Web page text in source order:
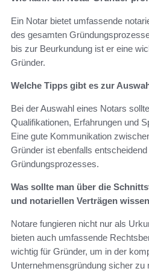
Ein Notar bietet umfassende
des gesamten
bis zur Beurkundung ist er eine
Gründer.
Welche Tipps gibt es zur
Bei der Auswahl eines Notars
Qualifikationen, Erfahrungen und
Eine gute Kommunikation
Gründer ist ebenfalls
Gründungsprozesses.
Was sollte man über die
und notariellen Verträgen
Notare fungieren nicht nur als
bieten auch umfassende
wichtig für Gründer, um in der
Unternehmensgründung sicher zu